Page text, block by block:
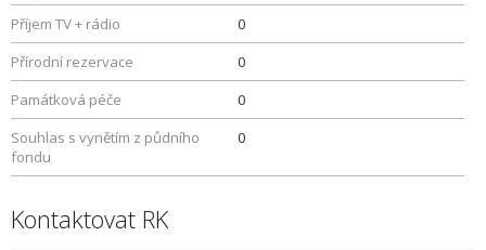
Příjem TV + rádio
0
Přírodní rezervace
0
Památková péče
0
Souhlas s vynětím z půdního
fondu
0
Kontaktovat RK